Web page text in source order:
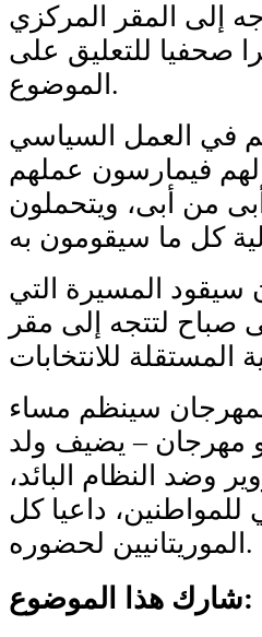
إلى المقر المركزي
صحفيا للتعليق على
الموضوع.
في العمل السياسي
فيمارسون عملهم
من أبى، ويتحملون
سيقود المسيرة التي
صباح لتتجه إلى مقر
لمهرجان سينظم مساء
مهرجان – يضيف ولد
وضد النظام البائد،
داعيا كل
الموريتانيين لحضوره.
شارك هذا الموضوع: